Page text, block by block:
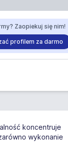
Zaopiekuj się nim!
profilem za darmo
koncentruje
wykonanie